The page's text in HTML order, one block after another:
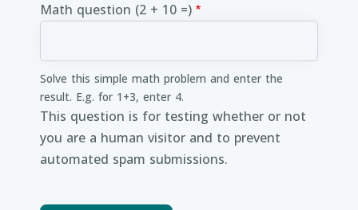
Math question (2 + 10 =)
Solve this simple math problem and enter the
result. E.g. for 1+3, enter 4.
This question is for testing whether or not
you are a human visitor and to prevent
automated spam submissions.